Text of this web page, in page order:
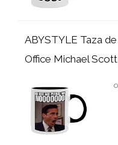
ABYSTYLE Taza
Office Michael